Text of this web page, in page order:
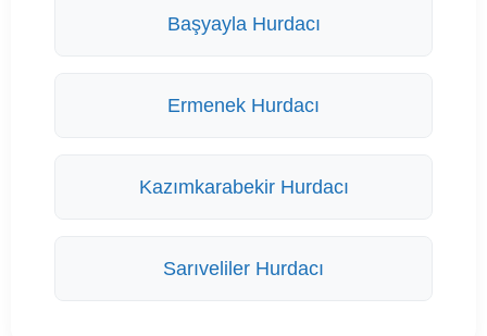
Başyayla Hurdacı
Ermenek Hurdacı
Kazımkarabekir Hurdacı
Sarıveliler Hurdacı